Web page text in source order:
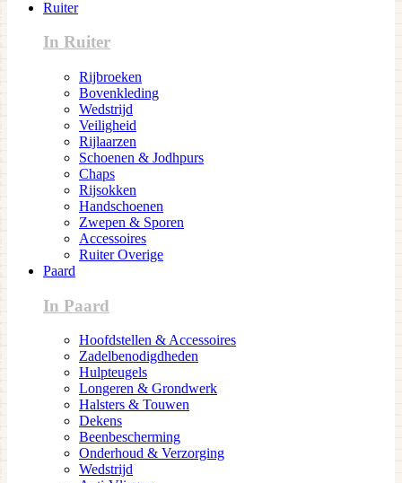
Ruiter
In Ruiter
Rijbroeken
Bovenkleding
Wedstrijd
Veiligheid
Rijlaarzen
Schoenen & Jodhpurs
Chaps
Rijsokken
Handschoenen
Zwepen & Sporen
Accessoires
Ruiter Overige
Paard
In Paard
Hoofdstellen & Accessoires
Zadelbenodigdheden
Hulpteugels
Longeren & Grondwerk
Halsters & Touwen
Dekens
Beenbescherming
Onderhoud & Verzorging
Wedstrijd